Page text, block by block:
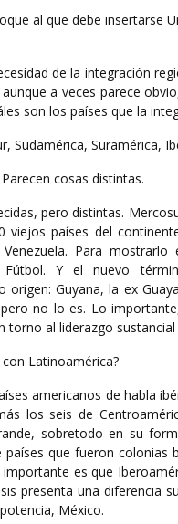
al que debe insertarse
de la integración
a veces parece
son los países que la
Sudamérica, Suramérica,
cosas distintas.
pero distintas.
viejos países del
Para
Fútbol. Y el nuevo
Guyana, la ex
no lo es. Lo
torno al liderazgo sustancial
Latinoamérica?
americanos de habla
los seis de
sobretodo en su
que fueron colonias
es que
presenta una diferencia
México.